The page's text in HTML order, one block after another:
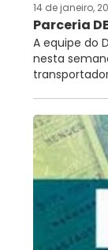
14 de janeiro,
Parceria
A equipe do
nesta